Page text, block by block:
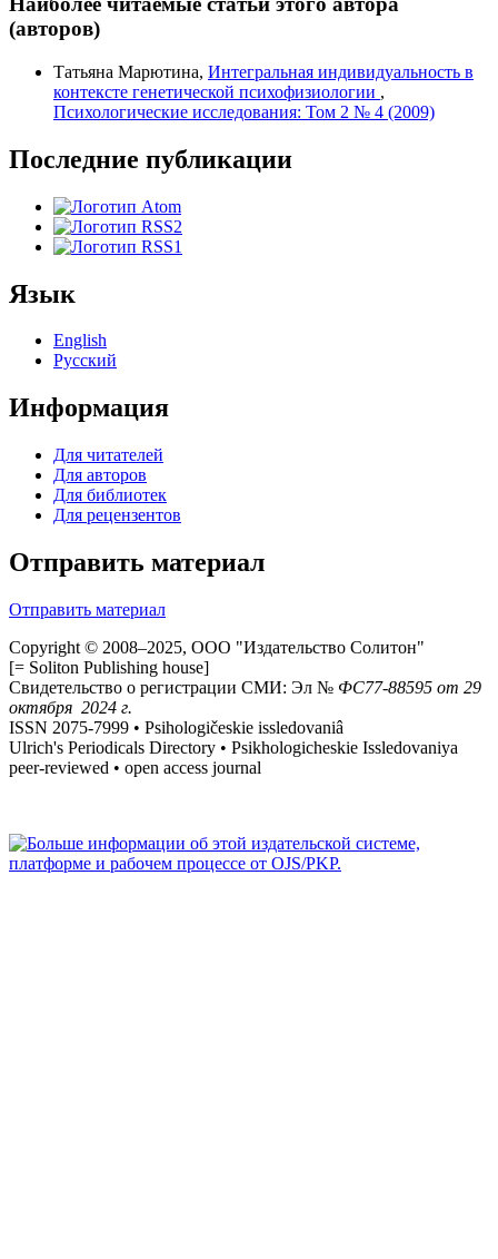
(авторов)
Татьяна Марютина, Интегральная индивидуальность в
контексте генетической психофизиологии ,
Психологические исследования: Том 2 № 4 (2009)
Последние публикации
Язык
English
Русский
Информация
Для читателей
Для авторов
Для библиотек
Для рецензентов
Отправить материал
Отправить материал
Copyright © 2008–2025, ООО "Издательство Солитон"
[= Soliton Publishing house]
Свидетельство о регистрации СМИ: Эл № ФС77-88595 от 29
октября 2024 г.
ISSN 2075-7999 • Psihologičeskie issledovaniâ
Ulrich's Periodicals Directory • Psikhologicheskie Issledovaniya
peer-reviewed • open access journal